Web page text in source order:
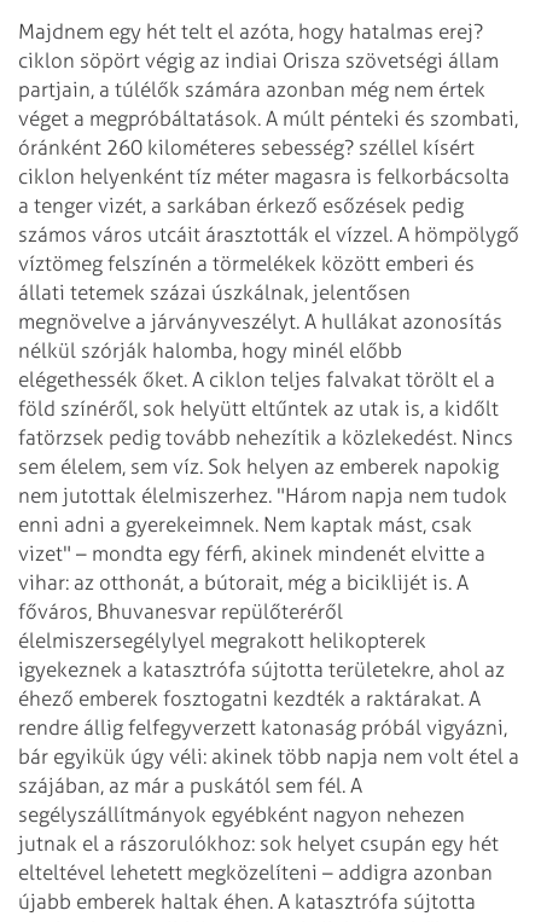
Majdnem egy hét telt el azóta, hogy hatalmas erej?
ciklon söpört végig az indiai Orisza szövetségi állam
partjain, a túlélők számára azonban még nem értek
véget a megpróbáltatások. A múlt pénteki és szombati,
óránként 260 kilométeres sebesség? széllel kísért
ciklon helyenként tíz méter magasra is felkorbácsolta
a tenger vizét, a sarkában érkező esőzések pedig
számos város utcáit árasztották el vízzel. A hömpölygő
víztömeg felszínén a törmelékek között emberi és
állati tetemek százai úszkálnak, jelentősen
megnövelve a járványveszélyt. A hullákat azonosítás
nélkül szórják halomba, hogy minél előbb
elégethessék őket. A ciklon teljes falvakat törölt el a
föld színéről, sok helyütt eltűntek az utak is, a kidőlt
fatörzsek pedig tovább nehezítik a közlekedést. Nincs
sem élelem, sem víz. Sok helyen az emberek napokig
nem jutottak élelmiszerhez. "Három napja nem tudok
enni adni a gyerekeimnek. Nem kaptak mást, csak
vizet" – mondta egy férfi, akinek mindenét elvitte a
vihar: az otthonát, a bútorait, még a biciklijét is. A
főváros, Bhuvanesvar repülőteréről
élelmiszersegélylyel megrakott helikopterek
igyekeznek a katasztrófa sújtotta területekre, ahol az
éhező emberek fosztogatni kezdték a raktárakat. A
rendre állig felfegyverzett katonaság próbál vigyázni,
bár egyikük úgy véli: akinek több napja nem volt étel a
szájában, az már a puskától sem fél. A
segélyszállítmányok egyébként nagyon nehezen
jutnak el a rászorulókhoz: sok helyet csupán egy hét
elteltével lehetett megközelíteni – addigra azonban
újabb emberek haltak éhen. A katasztrófa sújtotta